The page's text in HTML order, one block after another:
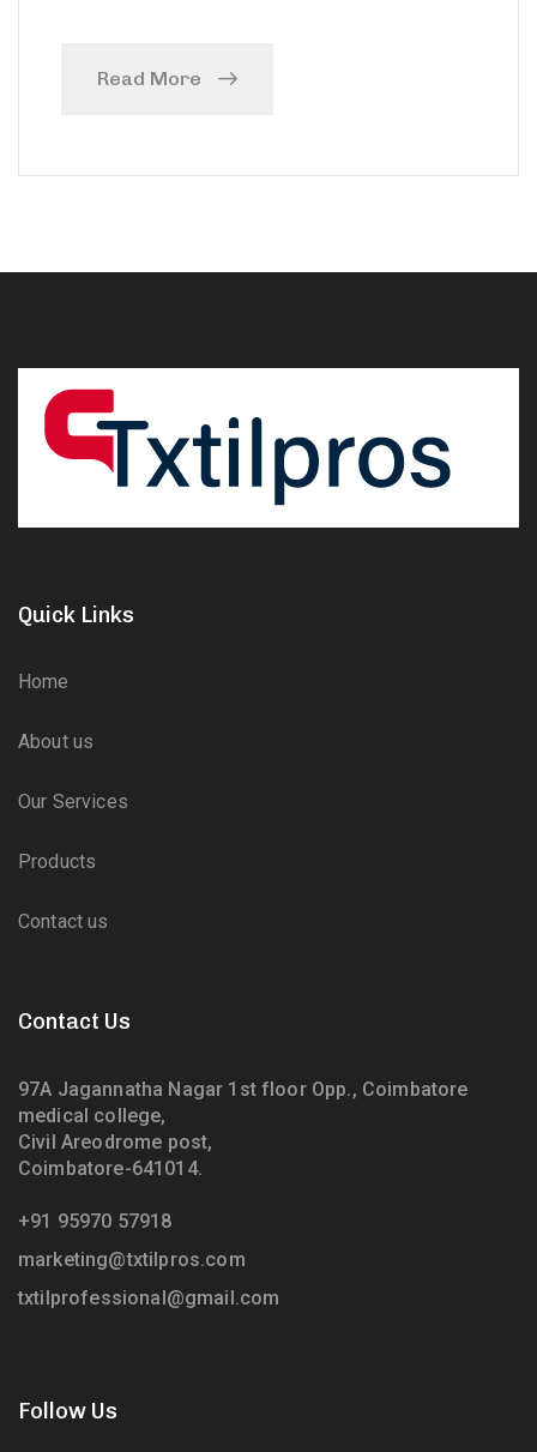
Read More
Quick Links
Home
About us
Our Services
Products
Contact us
Contact Us
97A Jagannatha Nagar 1st floor Opp., Coimbatore
medical college,
Civil Areodrome post,
Coimbatore-641014.
+91 95970 57918
marketing@txtilpros.com
txtilprofessional@gmail.com
Follow Us